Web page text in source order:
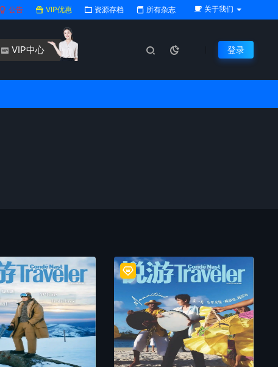
公告 VIP优惠 资源存档 所有杂志 关于我们
VIP中心 登录